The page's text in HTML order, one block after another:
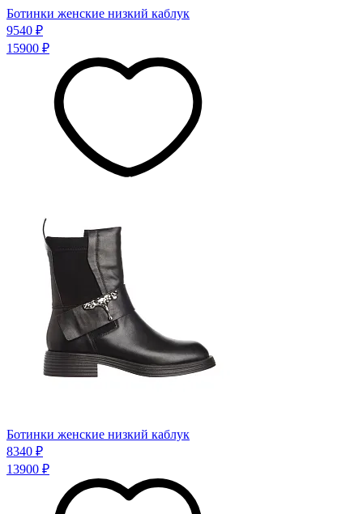
Ботинки женские низкий каблук
9540 ₽
15900 ₽
Ботинки женские низкий каблук
8340 ₽
13900 ₽